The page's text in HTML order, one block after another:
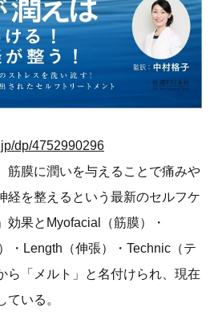
dp/4752990296
筋膜に潤いを与えることで痛みや
経を整えるという最新のセルフケ
効果とMyofacial（筋膜）・
・Length（伸張）・Technic（テ
ら「メルト」と名付けられ、現在
いる。